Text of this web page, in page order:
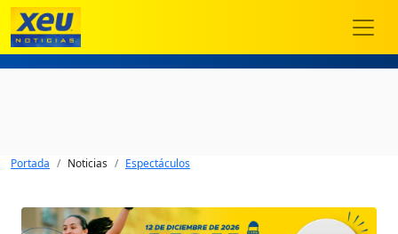
Portada Noticias Espectáculos